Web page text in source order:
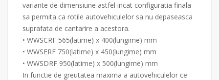
variante de dimensiune astfel incat configuratia finala
sa permita ca rotile autovehiculelor sa nu depaseasca
suprafata de cantarire a acestora.
• WWSCRF 565(latime) x 400(lungime) mm
• WWSERF 750(latime) x 450(lungime) mm
• WWSDRF 950(latime) x 500(lungime) mm
In functie de greutatea maxima a autovehiculelor ce